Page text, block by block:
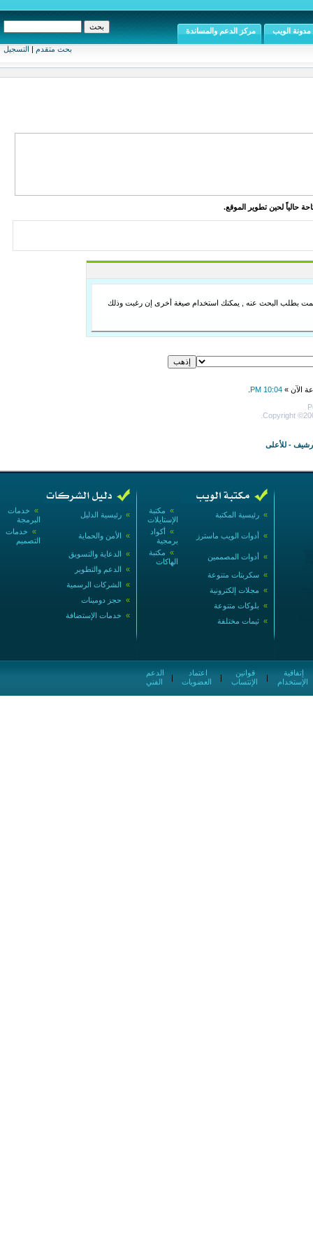
بحث متقدم | التسجيل
مدونة الويب مركز الدعم والمساندة
حالياً لحين تطوير الموقع.
قمت بطلب البحث عنه , يمكنك استخدام صيغة أخرى إن رغبت وذلك
الآن » 10:04 PM
Copyright
- للأعلى
» خدمات
البرمجة
» رئيسية الدليل
» خدمات
التصميم
» الأمن والحماية
» الدعاية والتسويق
» الدعم والتطوير
» الشركات الرسمية
» حجز دومينات
» خدمات الإستضافة
» مكتبة
الإستايلات
» رئيسية المكتبة
» أكواد
برمجية
» أدوات الويب ماسترز
» مكتبة
الهاكات
» أدوات المصممين
» سكربتات متنوعة
» مجلات إلكترونية
» بلوكات متنوعة
» ثيمات مختلفة
الفني
|
العضويات
|
الإنتساب
|
الإستخدام